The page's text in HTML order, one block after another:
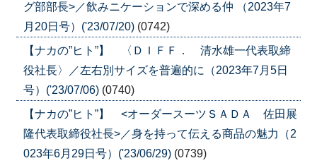
グ部部長>／飲みニケーションで深める仲 （2023年7
月20日号）('23/07/20) (0742)
【ナカの”ヒト”】 〈ＤＩＦＦ． 清水雄一代表取締
役社長〉／左右別サイズを普遍的に（2023年7月5日
号）('23/07/06) (0740)
【ナカの”ヒト”】 <オーダースーツＳＡＤＡ 佐田展
隆代表取締役社長>／身を持って伝える商品の魅力（2
023年6月29日号）('23/06/29) (0739)